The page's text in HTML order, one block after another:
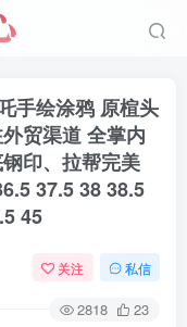
手绘涂鸦 原楦头
贸渠道 全掌内
印、拉帮完美
37.5 38 38.5
45
关注 私信
2818 23